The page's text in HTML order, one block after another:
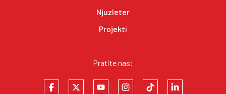
Njuzleter
Projekti
Pratite nas: